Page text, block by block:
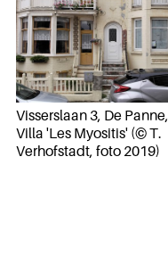
Visserslaan 3, De Panne,
Villa 'Les Myositis' (© T.
Verhofstadt, foto 2019)